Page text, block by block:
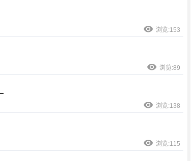
浏览:153
浏览:89
浏览:138
浏览:115